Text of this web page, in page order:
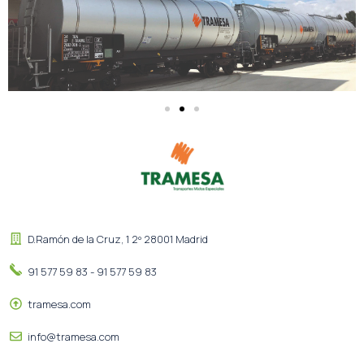
D.Ramón de la Cruz, 1 2º 28001 Madrid
91 577 59 83 - 91 577 59 83
tramesa.com
info@tramesa.com